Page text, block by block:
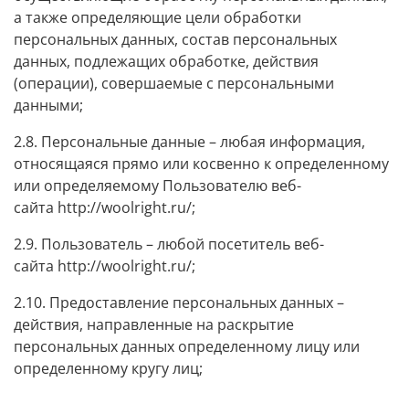
а также определяющие цели обработки
персональных данных, состав персональных
данных, подлежащих обработке, действия
(операции), совершаемые с персональными
данными;
2.8. Персональные данные – любая информация,
относящаяся прямо или косвенно к определенному
или определяемому Пользователю веб-
сайта http://woolright.ru/;
2.9. Пользователь – любой посетитель веб-
сайта http://woolright.ru/;
2.10. Предоставление персональных данных –
действия, направленные на раскрытие
персональных данных определенному лицу или
определенному кругу лиц;